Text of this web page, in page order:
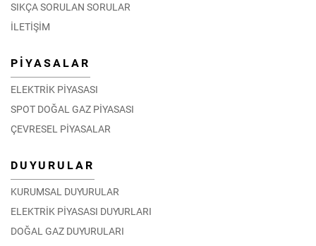
SIKÇA SORULAN SORULAR
İLETİŞİM
PİYASALAR
ELEKTRİK PİYASASI
SPOT DOĞAL GAZ PİYASASI
ÇEVRESEL PİYASALAR
DUYURULAR
KURUMSAL DUYURULAR
ELEKTRİK PİYASASI DUYURLARI
DOĞAL GAZ DUYURULARI